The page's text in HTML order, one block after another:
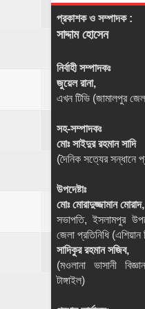
প্রকাশক ও সম্পাদক :
সাদ্দাম হোসেন
নির্বাহী সম্পাদকঃ
জুয়েল রানা,
এখন টিভি (জামালপুর
সহ-সম্পাদকঃ
মোঃ সাইদুর রহমান সাদি
(দৈনিক সত্যের সন্ধানে
উপদেষ্টাঃ
মোঃ মোরাদুজ্জামান মোরাদ,
সভাপতি, ইসলামপুর
জেলা প্রতিনিধি (এশিয়ান
সাদিকুর রহমান সজিব,
(মওলানা ভাসানী
টাঙ্গাইল)